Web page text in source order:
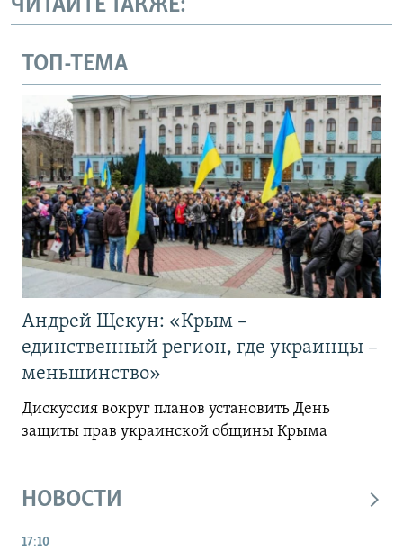
ЧИТАЙТЕ ТАКЖЕ:
ТОП-ТЕМА
Андрей Щекун: «Крым –
единственный регион, где украинцы –
меньшинство»
Дискуссия вокруг планов установить День
защиты прав украинской общины Крыма
НОВОСТИ
17:10